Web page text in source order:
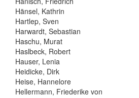
Hänsel, Kathrin
Hartlep, Sven
Harwardt, Sebastian
Haschu, Murat
Haslbeck, Robert
Hauser, Lenia
Heidicke, Dirk
Heise, Hannelore
Hellermann, Friederike von